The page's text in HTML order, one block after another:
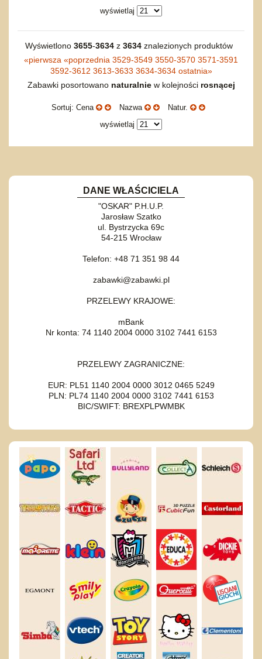
Pojazdy
Inne
Start
Zakupy hurtowe
Koszty przesyłki
wyświetlaj
Wyświetlono 3655-3634z 3634znalezionych produktów
«pierwsza «poprzednia 3529-3549 3550-3570 3571-3591
3592-3612 3613-3633 3634-3634 ostatnia»
Zabawki posortowano naturalniew kolejności rosnącej
Sortuj: Cena Nazwa
Natur.
wyświetlaj
DANE WŁAŚCICIELA
"OSKAR" P.H.U.P.
Jarosław Szatko
ul. Bystrzycka 69c
54-215 Wrocław
Telefon: +48 71 351 98 44
zabawki@zabawki.pl
PRZELEWY KRAJOWE:
mBank
Nr konta: 74 1140 2004 0000 3102 7441 6153
PRZELEWY ZAGRANICZNE:
EUR: PL51 1140 2004 0000 3012 0465 5249
PLN: PL74 1140 2004 0000 3102 7441 6153
BIC/SWIFT: BREXPLPWMBK